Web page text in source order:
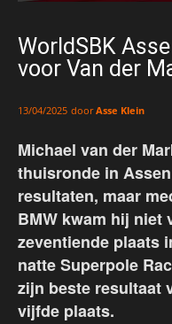
WorldSBK
voor Van der
13/04/2025 door Asse Klein
Michael van der
thuisronde in
resultaten, maar
BMW kwam hij niet
zeventiende plaats
natte Superpole
zijn beste resultaat
vijfde plaats.